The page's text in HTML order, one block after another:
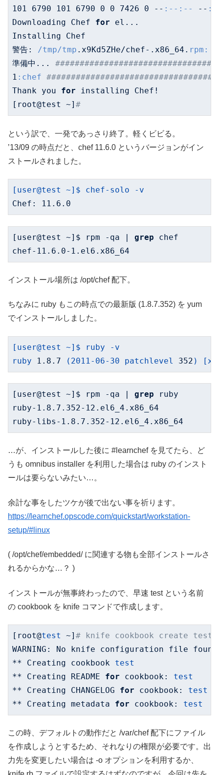
101
6790 101 6790 0 0 7426 0 -- :-- :-- --
Downloading Chef for el...
Installing Chef
警告: /tmp/tmp .x9Kd5ZHe/chef-.x86_64. rpm:
準備中...
1 :chef
Thank you for installing Chef!
[root@test ~] #
という訳で、一発であっさり終了。軽くビビる。
’13/09 の時点だと、chef 11.6.0 というバージョンがイン
ストールされました。
[user@test ~]$ chef-solo
-v
Chef:
11.6 .0
[user@test ~]$ rpm -qa | grep chef
chef- 11.6 . 0- 1 .el6.x86_64
インストール場所は /opt/chef 配下。
ちなみに ruby もこの時点での最新版 (1.8.7.352) を yum
でインストールしました。
[user@test ~]$ ruby
-v
ruby
1.8 .7 (2011-06-30 patchlevel 352 )
[user@test ~]$ rpm -qa | grep ruby
ruby- 1.8 . 7.352- 12 .el6_4.x86_64
ruby-libs- 1.8 . 7.352- 12 .el6_4.x86_64
…が、インストールした後に #learnchef を見てたら、ど
うも omnibus installer を利用した場合は ruby のインスト
ールは要らないみたい…。
余計な事をしたツケが後で出ない事を祈ります。
https://learnchef.opscode.com/quickstart/workstation-
setup/#linux
( /opt/chef/embedded/ に関連する物も全部インストールさ
れるからかな…？ )
インストールが無事終わったので、早速 test という名前
の cookbook を knife コマンドで作成します。
[root@test ~] # knife cookbook create test
WARNING: No knife configuration file found
** Creating cookbook test
** Creating README for cookbook: test
** Creating CHANGELOG for cookbook: test
** Creating metadata for cookbook: test
この時、デフォルトの動作だと /var/chef 配下にファイル
を作成しようとするため、それなりの権限が必要です。出
力先を変更したい場合は -o オプションを利用するか、